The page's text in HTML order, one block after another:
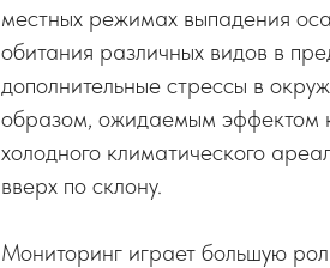
местных режимах выпадения
обитания различных видов в
дополнительные стрессы в
образом, ожидаемым эффектом
холодного климатического
вверх по склону.
Мониторинг играет большую